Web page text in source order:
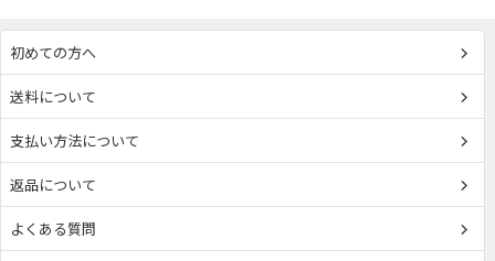
初めての方へ
送料について
支払い方法について
返品について
よくある質問